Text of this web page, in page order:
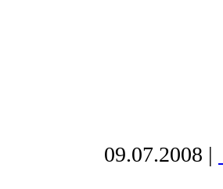
09.07.2008 |